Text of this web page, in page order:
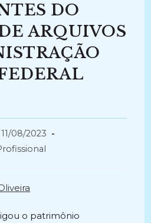
DO
ARQUIVOS
11/08/2023
o patrimônio